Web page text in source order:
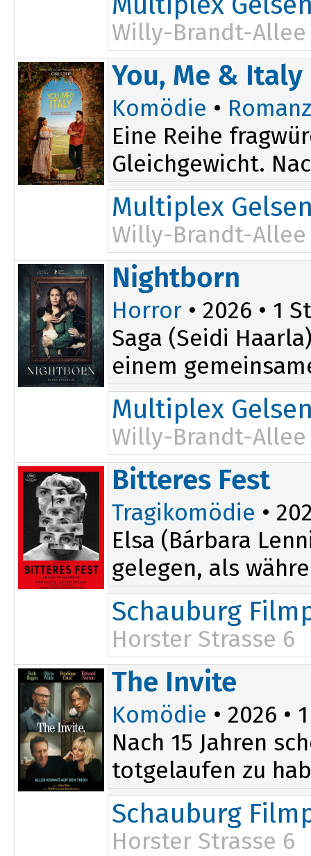
Willy-Brandt-Allee
20:30
You, Me & Italy
Komödie •
Eine Reihe
Gleichgewicht.
Multiplex
Willy-Brandt-Allee
19:00
Nightborn
Horror • 2026 • 1
Saga (Seidi
einem
Multiplex
Willy-Brandt-Allee
21:00
Bitteres Fest
Tragikomödie •
Elsa (Bárbara
gelegen, als
Schauburg
Horster Strasse 6
The Invite
Komödie • 2026 •
Nach 15 Jahren
totgelaufen zu
Schauburg
Horster Strasse 6